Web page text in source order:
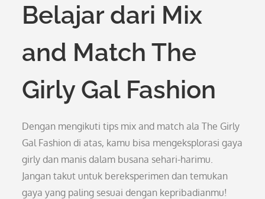
Belajar dari Mix
and Match The
Girly Gal Fashion
Dengan mengikuti tips mix and match ala The Girly
Gal Fashion di atas, kamu bisa mengeksplorasi gaya
girly dan manis dalam busana sehari-harimu.
Jangan takut untuk bereksperimen dan temukan
gaya yang paling sesuai dengan kepribadianmu!